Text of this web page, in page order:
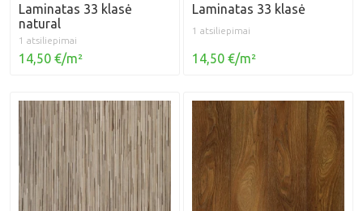
Laminatas 33 klasė
natural
1 atsiliepimai
14,50 €/m²
Laminatas 33 klasė
1 atsiliepimai
14,50 €/m²